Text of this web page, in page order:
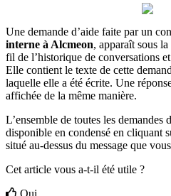
Une demande d’aide faite par un
interne à Alcmeon, apparaît sous la
fil de l’historique de conversations et
Elle contient le texte de cette
laquelle elle a été écrite. Une ré
affichée de la même manière.
L’ensemble de toutes les demandes d
disponible en condensé en cliquant
situé au-dessus du message que vous
Cet article vous a-t-il été utile ?